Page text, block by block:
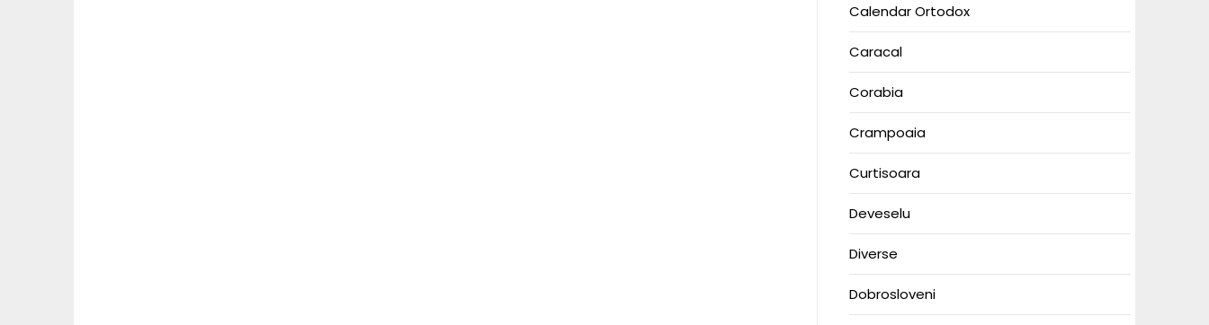
Calendar Ortodox
Caracal
Corabia
Crampoaia
Curtisoara
Deveselu
Diverse
Dobrosloveni